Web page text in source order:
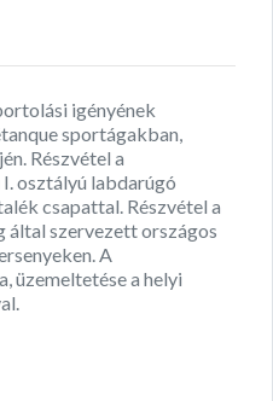
igényének
sportágakban,
Részvétel a
osztályú labdarúgó
csapattal. Részvétel a
által szervezett országos
A
üzemeltetése a helyi